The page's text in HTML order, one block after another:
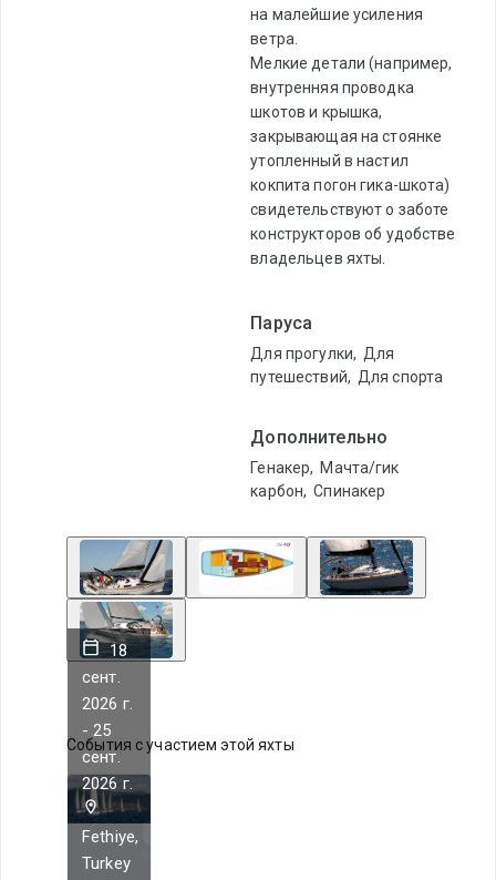
на малейшие усиления
ветра.
Мелкие детали (например,
внутренняя проводка
шкотов и крышка,
закрывающая на стоянке
утопленный в настил
кокпита погон гика-шкота)
свидетельствуют о заботе
конструкторов об удобстве
владельцев яхты.
Паруса
Для прогулки, Для
путешествий, Для спорта
Дополнительно
Генакер, Мачта/гик
карбон, Спинакер
События с участием этой яхты
18
сент.
2026 г.
- 25
сент.
2026 г.
Fethiye,
Turkey